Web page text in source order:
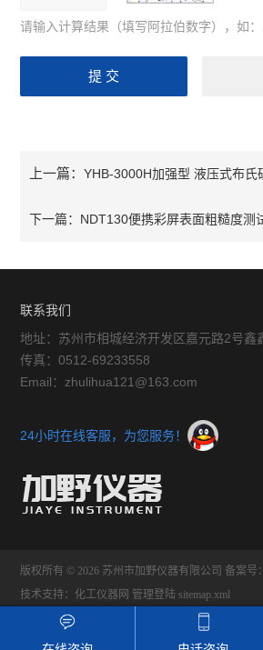
请输入计算结果（填写阿拉伯数字），如
上一篇：YHB-3000H加强型 液压式布氏
测量系统
下一篇： NDT130便携彩屏表面粗糙度测
联系我们
地址：苏州市相城经济开发区嘉元路2号鑫
传真：0512-69233558
Email：zhulihua121@163.com
24小时在线客服，为您服务！
版权所有 © 2026 苏州市加野仪器有限公司 备案号
技术支持： 化工仪器网 管理登陆 sitemap.xml